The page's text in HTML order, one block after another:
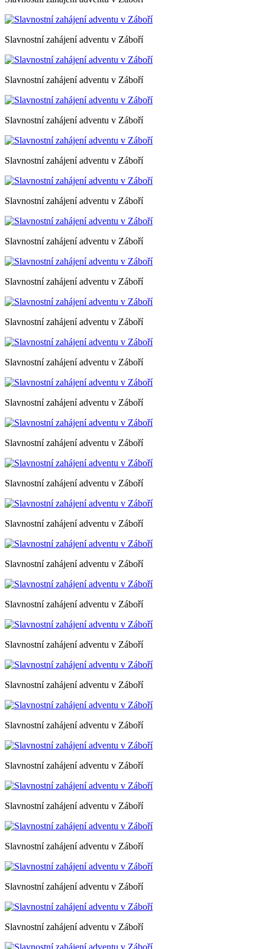
Slavnostní zahájení adventu v Záboří
Slavnostní zahájení adventu v Záboří
Slavnostní zahájení adventu v Záboří
Slavnostní zahájení adventu v Záboří
Slavnostní zahájení adventu v Záboří
Slavnostní zahájení adventu v Záboří
Slavnostní zahájení adventu v Záboří
Slavnostní zahájení adventu v Záboří
Slavnostní zahájení adventu v Záboří
Slavnostní zahájení adventu v Záboří
Slavnostní zahájení adventu v Záboří
Slavnostní zahájení adventu v Záboří
Slavnostní zahájení adventu v Záboří
Slavnostní zahájení adventu v Záboří
Slavnostní zahájení adventu v Záboří
Slavnostní zahájení adventu v Záboří
Slavnostní zahájení adventu v Záboří
Slavnostní zahájení adventu v Záboří
Slavnostní zahájení adventu v Záboří
Slavnostní zahájení adventu v Záboří
Slavnostní zahájení adventu v Záboří
Slavnostní zahájení adventu v Záboří
Slavnostní zahájení adventu v Záboří